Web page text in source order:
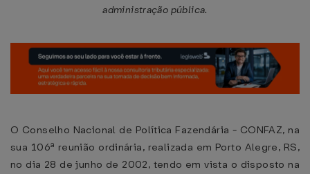
administração pública.
O Conselho Nacional de Política Fazendária - CONFAZ, na
sua 106ª reunião ordinária, realizada em Porto Alegre, RS,
no dia 28 de junho de 2002, tendo em vista o disposto na